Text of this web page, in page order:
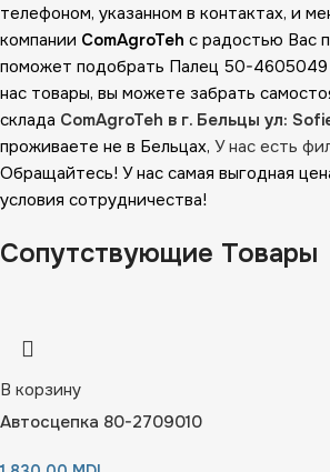
телефоном, указанном в контактах, и
компании ComAgroTeh с радостью Вас
поможет подобрать Палец 50-
нас товары, вы можете забрать
склада ComAgroTeh в г. Бельцы ул:
проживаете не в Бельцах, У нас есть
Обращайтесь! У нас самая выгодная
условия сотрудничества!
Сопутствующие Товары
В корзину
Автосцепка 80-2709010